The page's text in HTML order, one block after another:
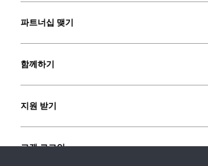
파트너십 맺기
함께하기
지원 받기
고객 로그인